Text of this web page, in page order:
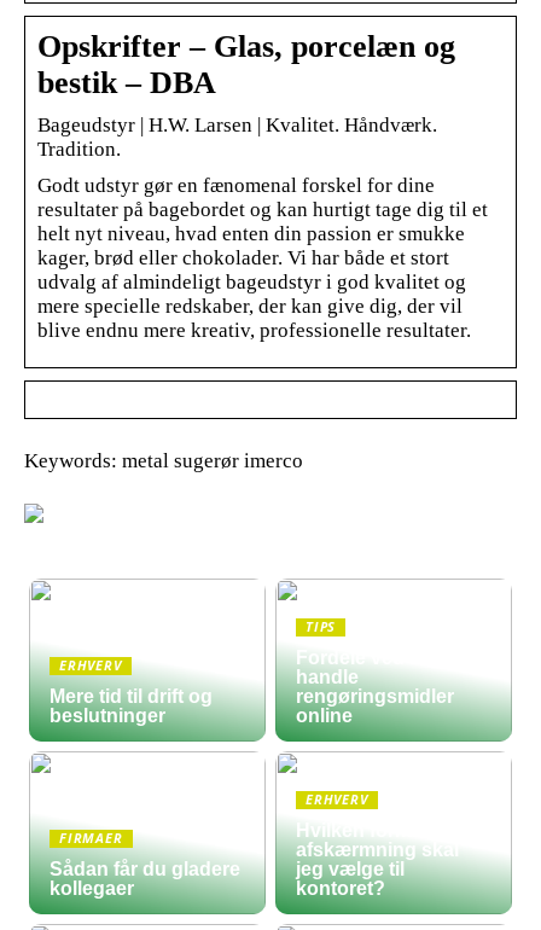
Opskrifter – Glas, porcelæn og
bestik – DBA
Bageudstyr | H.W. Larsen | Kvalitet. Håndværk.
Tradition.
Godt udstyr gør en fænomenal forskel for dine
resultater på bagebordet og kan hurtigt tage dig til et
helt nyt niveau, hvad enten din passion er smukke
kager, brød eller chokolader. Vi har både et stort
udvalg af almindeligt bageudstyr i god kvalitet og
mere specielle redskaber, der kan give dig, der vil
blive endnu mere kreativ, professionelle resultater.
Keywords: metal sugerør imerco
ERHVERV
Mere tid til drift og
beslutninger
TIPS
Fordele ved at
handle
rengøringsmidler
online
FIRMAER
Sådan får du gladere
kollegaer
ERHVERV
Hvilken form for
afskærmning skal
jeg vælge til
kontoret?